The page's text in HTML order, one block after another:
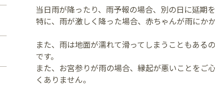
当日雨が降ったり、雨予報の場合、別の日に延期
特に、雨が激しく降った場合、赤ちゃんが雨にか
また、雨は地面が濡れて滑ってしまうこともある
です。
また、お宮参りが雨の場合、縁起が悪いことをご
くありません。